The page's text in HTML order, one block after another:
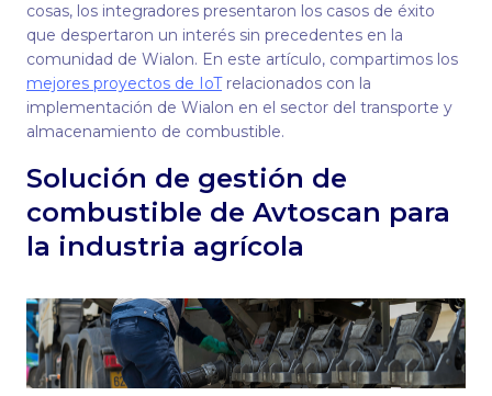
cosas, los integradores presentaron los casos de éxito
que despertaron un interés sin precedentes en la
comunidad de Wialon. En este artículo, compartimos los
mejores proyectos de IoTrelacionados con la
implementación de Wialon en el sector del transporte y
almacenamiento de combustible.
Solución de gestión de
combustible de Avtoscan para
la industria agrícola